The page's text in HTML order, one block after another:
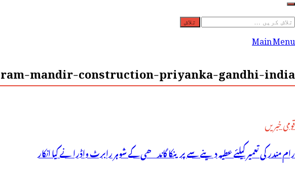
تلاش
کریں
Main Menu
mandir-construction-priyanka-gandhi-india-
قومی خبریں
رام مندر کی تعمیر کیلئے عطیہ دینے سے پرینکا گاندھی کے شوہر رابرٹ واڈرا نے کیا انکار